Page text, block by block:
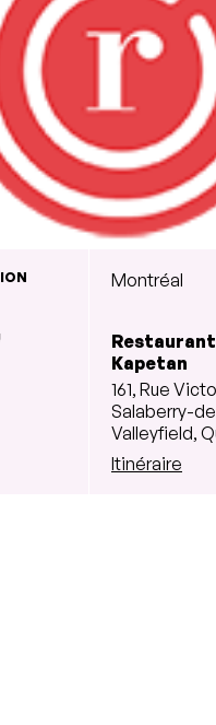
Montréal
Restaurant
Kapetan
161, Rue
Salaberry-
Valleyfield,
Itinéraire